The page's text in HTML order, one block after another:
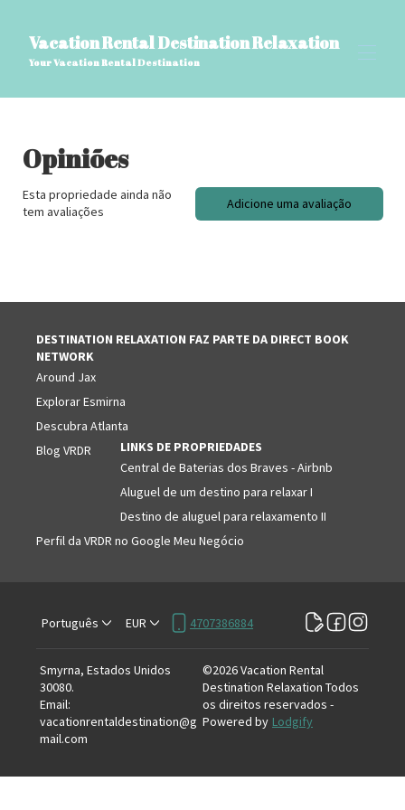
Vacation Rental Destination Relaxation
Your Vacation Rental Destination
Perguntas frequentes sobre VRDR, Blog de viagens
Coisas para saber
Recursos do VRDR Home
Opiniões
Esta propriedade ainda não
tem avaliações
Adicione uma avaliação
DESTINATION RELAXATION FAZ PARTE DA DIRECT BOOK
NETWORK
Around Jax
Explorar Esmirna
Descubra Atlanta
Blog VRDR
LINKS DE PROPRIEDADES
Central de Baterias dos Braves - Airbnb
Aluguel de um destino para relaxar I
Destino de aluguel para relaxamento II
Perfil da VRDR no Google Meu Negócio
Português EUR 4707386884
Smyrna, Estados Unidos
30080.
Email:
vacationrentaldestination@g
mail.com
©2026Vacation Rental
Destination Relaxation Todos
os direitos reservados -
Powered by Lodgify